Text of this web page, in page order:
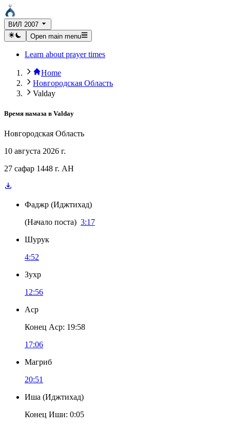
ВИЛ 2007
Open main menu
Learn about prayer times
Home
Новгородская Область
Valday
Время намаза в Valday
Новгородская Область
10 августа 2026 г.
27 сафар 1448 г. AH
Фаджр (Иджтихад)
(Начало поста) 3:17
Шурук
4:52
Зухр
12:56
Аср
Конец Аср: 19:58
17:06
Магриб
20:51
Иша (Иджтихад)
Конец Иши: 0:05